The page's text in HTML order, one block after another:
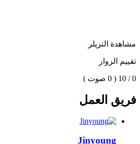
مشاهدة التريلر
تقييم الزوار
0 / 10 ( 0 صوت )
فريق العمل
Jinyoung